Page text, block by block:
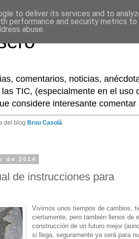
comentarios, noticias,
TIC, (especialmente en el
considere interesante comentar
del blog Brou Casolà.
de 2014
de instrucciones para
Vivimos unos tiempos de cambios,
ciertamente, pero también llenos de
construcción de un futuro mejor
si llega, seguramente ya será para
to deliver its services and to
performance and security metrics
abuse.